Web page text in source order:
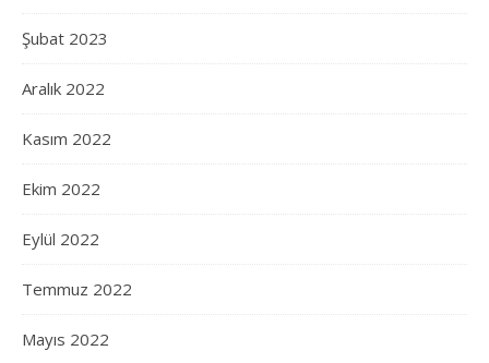
Şubat 2023
Aralık 2022
Kasım 2022
Ekim 2022
Eylül 2022
Temmuz 2022
Mayıs 2022